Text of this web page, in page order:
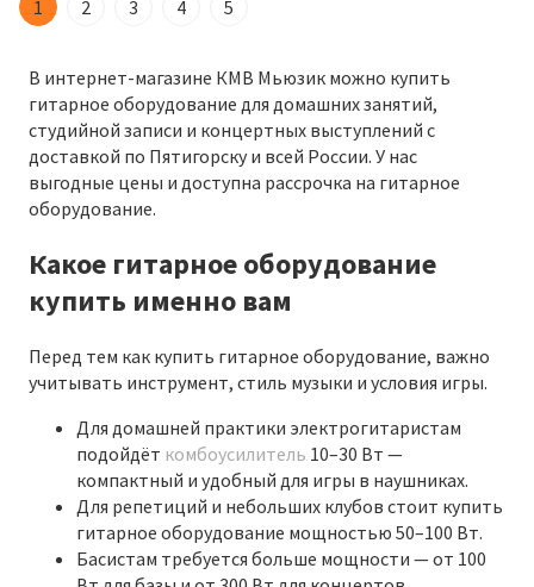
1 2 3 4 5
В интернет-магазине КМВ Мьюзик можно купить
гитарное оборудование для домашних занятий,
студийной записи и концертных выступлений с
доставкой по Пятигорску и всей России. У нас
выгодные цены и доступна рассрочка на гитарное
оборудование.
Какое гитарное оборудование
купить именно вам
Перед тем как купить гитарное оборудование, важно
учитывать инструмент, стиль музыки и условия игры.
Для домашней практики электрогитаристам
подойдёт комбоусилитель 10–30 Вт —
компактный и удобный для игры в наушниках.
Для репетиций и небольших клубов стоит купить
гитарное оборудование мощностью 50–100 Вт.
Басистам требуется больше мощности — от 100